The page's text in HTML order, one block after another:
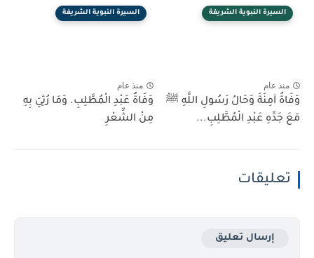
السيرة النبوية الشريفة
منذ عام
وَفَاةُ آمِنَةَ وَحَالُ رَسُولِ اللَّهِ ﷺ
مَعَ جَدِّهِ عَبْدِ الْمُطَّلِبِ...
السيرة النبوية الشريفة
منذ عام
وَفَاةُ عَبْدِ الْمُطَّلِبِ. وَمَا رُثِيَ بِهِ
مِنْ الشِّعْرِ
تعليقات
إرسال تعليق